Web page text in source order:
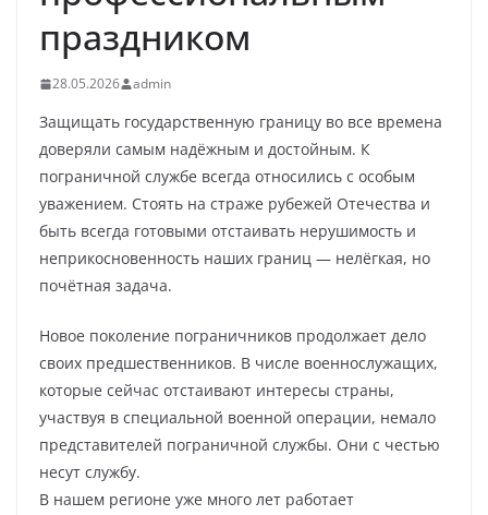
праздником
28.05.2026 admin
Защищать государственную границу во все времена
доверяли самым надёжным и достойным. К
пограничной службе всегда относились с особым
уважением. Стоять на страже рубежей Отечества и
быть всегда готовыми отстаивать нерушимость и
неприкосновенность наших границ — нелёгкая, но
почётная задача.
Новое поколение пограничников продолжает дело
своих предшественников. В числе военнослужащих,
которые сейчас отстаивают интересы страны,
участвуя в специальной военной операции, немало
представителей пограничной службы. Они с честью
несут службу.
В нашем регионе уже много лет работает